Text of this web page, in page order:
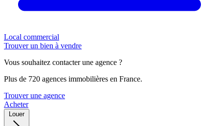
Local commercial
Trouver un bien à vendre
Vous souhaitez contacter une agence ?
Plus de 720 agences immobilières en France.
Trouver une agence
Acheter
Louer